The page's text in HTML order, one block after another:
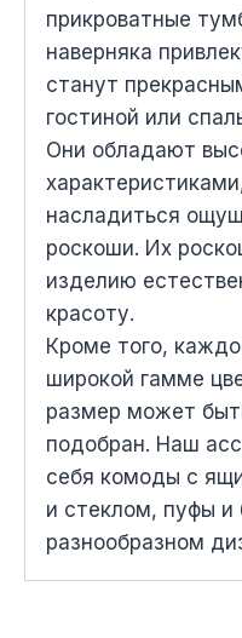
прикроватные
наверняка
станут
гостиной или
Они обладают
насладиться
роскоши. Их
изделию
красоту.
Кроме того,
широкой гамме
размер может
подобран. Наш
себя комоды с
и стеклом, пуфы и
разнообразном